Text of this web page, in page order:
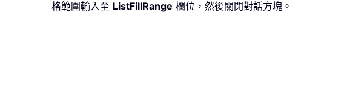
格範圍輸入至 ListFillRange 欄位，然後關閉對話方塊。